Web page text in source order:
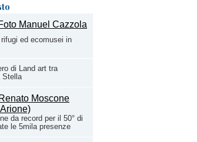
ed ecomusei in
di Land art tra
Stella
da record per il 50° di
le 5mila presenze